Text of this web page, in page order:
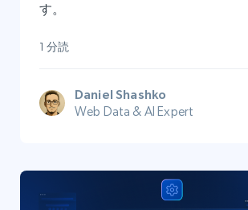
す。
1 分読
Daniel Shashko
Web Data & AI Expert